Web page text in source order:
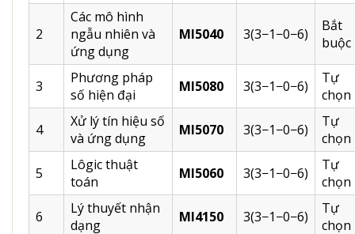
2
Các mô hình
ngẫu nhiên và
ứng dụng
MI5040 3(3−1−0−6)
Bắt
buộc
3
Phương pháp
số hiện đại
MI5080 3(3−1−0−6)
Tự
chọn
4
Xử lý tín hiệu số
và ứng dụng
MI5070 3(3−1−0−6)
Tự
chọn
5
Lôgic thuật
toán
MI5060 3(3−1−0−6)
Tự
chọn
6
Lý thuyết nhận
dạng
MI4150 3(3−1−0−6)
Tự
chọn